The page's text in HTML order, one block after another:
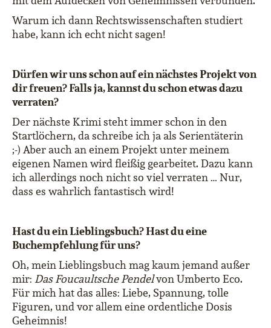
Warum ich dann Rechtswissenschaften studiert
habe, kann ich echt nicht sagen!
Dürfen wir uns schon auf ein nächstes Projekt von
dir freuen? Falls ja, kannst du schon etwas dazu
verraten?
Der nächste Krimi steht immer schon in den
Startlöchern, da schreibe ich ja als Serientäterin
;-) Aber auch an einem Projekt unter meinem
eigenen Namen wird fleißig gearbeitet. Dazu kann
ich allerdings noch nicht so viel verraten … Nur,
dass es wahrlich fantastisch wird!
Hast du ein Lieblingsbuch? Hast du eine
Buchempfehlung für uns?
Oh, mein Lieblingsbuch mag kaum jemand außer
mir: Das Foucaultsche Pendelvon Umberto Eco.
Für mich hat das alles: Liebe, Spannung, tolle
Figuren, und vor allem eine ordentliche Dosis
Geheimnis!